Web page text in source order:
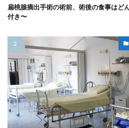
扁桃腺摘出手術の術前、術後の食事は
付き〜